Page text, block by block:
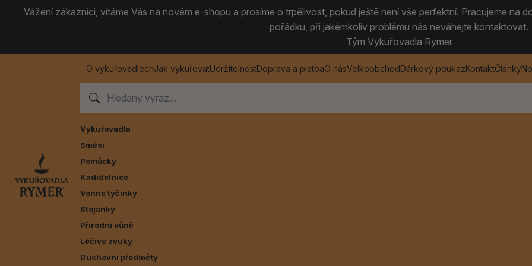
Vážení zákazníci, vítáme Vás na novém e-shopu a prosíme o trpělivost, pokud ještě není vše perfektní. Pracujeme na
pořádku, při jakémkoliv problému nás neváhejte kontaktovat.
Tým Vykuřovadla Rymer
O vykuřovadlechJak vykuřovatUdržitelnostDoprava a platbaO násVelkoobchodDárkový poukazKontaktČlánky
Vykuřovadla
Směsi
Pomůcky
Kadidelnice
Vonné tyčinky
Stojánky
Přírodní vůně
Léčivé zvuky
Duchovní předměty